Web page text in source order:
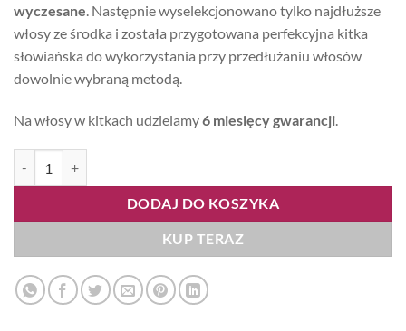
wyczesane. Następnie wyselekcjonowano tylko najdłuższe
włosy ze środka i została przygotowana perfekcyjna kitka
słowiańska do wykorzystania przy przedłużaniu włosów
dowolnie wybraną metodą.
Na włosy w kitkach udzielamy6 miesięcy gwarancji
DODAJ DO KOSZYKA
KUP TERAZ